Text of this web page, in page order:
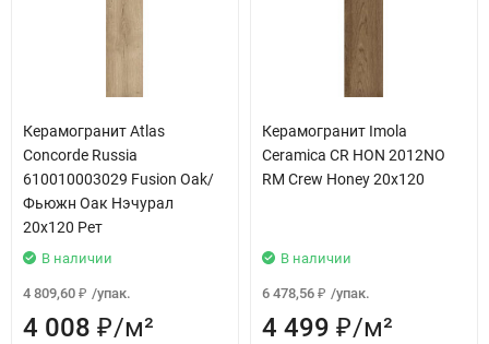
Керамогранит Atlas
Concorde Russia
610010003029 Fusion Oak/
Фьюжн Оак Нэчурал
20x120 Рет
В наличии
4 809,60 ₽ /упак.
4 008 ₽/м²
Керамогранит Imola
Ceramica CR HON 2012NO
RM Crew Honey 20x120
В наличии
6 478,56 ₽ /упак.
4 499 ₽/м²